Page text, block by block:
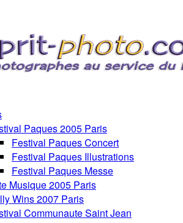
Paques 2005 Paris
Festival Paques Concert
Festival Paques Illustrations
Festival Paques Messe
Musique 2005 Paris
Wins 2007 Paris
Communaute Saint Jean